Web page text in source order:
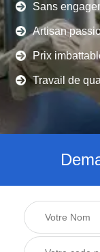
Sans
Artisan
Prix
Travail de